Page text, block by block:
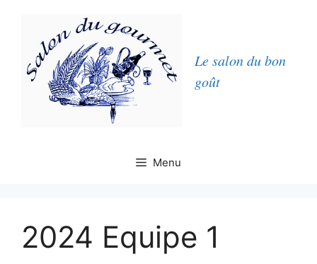
Le salon du bon
goût
Menu
2024 Equipe 1